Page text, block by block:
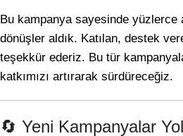
Bu kampanya sayesinde yüzlerce
dönüşler aldık. Katılan, destek
teşekkür ederiz. Bu tür
katkımızı artırarak sürdüreceğiz.
🔄 Yeni Kampanyalar